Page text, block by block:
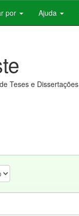
por Ajuda
Teses e Dissertações